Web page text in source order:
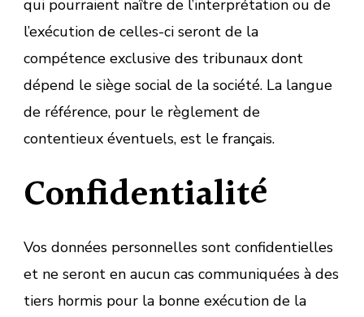
qui pourraient naître de l’interprétation ou de
l’exécution de celles-ci seront de la
compétence exclusive des tribunaux dont
dépend le siège social de la société. La langue
de référence, pour le règlement de
contentieux éventuels, est le français.
Confidentialité
Vos données personnelles sont confidentielles
et ne seront en aucun cas communiquées à des
tiers hormis pour la bonne exécution de la